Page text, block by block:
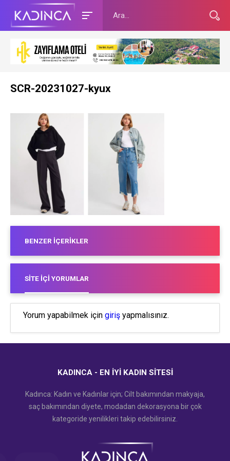
SCR-20231027-kyux
BENZER İÇERIKLER
SITE İÇI YORUMLAR
Yorum yapabilmek için giriş yapmalısınız.
KADINCA - EN İYI KADIN SITESI
Kadınca: Kadın ve Kadınlar için; Cilt bakımından makyaja,
saç bakımından diyete, modadan dekorasyona bir çok
kategoride yenilikleri takip edebilirsiniz.